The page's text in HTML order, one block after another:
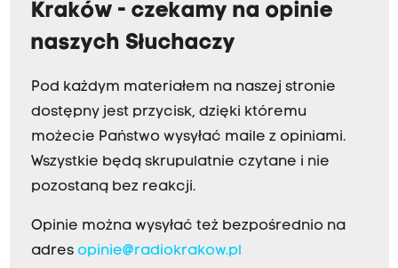
Kraków - czekamy na opinie
naszych Słuchaczy
Pod każdym materiałem na naszej stronie
dostępny jest przycisk, dzięki któremu
możecie Państwo wysyłać maile z opiniami.
Wszystkie będą skrupulatnie czytane i nie
pozostaną bez reakcji.
Opinie można wysyłać też bezpośrednio na
adres opinie@radiokrakow.pl